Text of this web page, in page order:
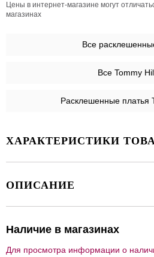
Цены в интернет-магазине могут
магазинах
Все
Все Tommy
Расклешенные платья
ХАРАКТЕРИСТИКИ
ОПИСАНИЕ
Наличие в магазинах
Для просмотра информации о